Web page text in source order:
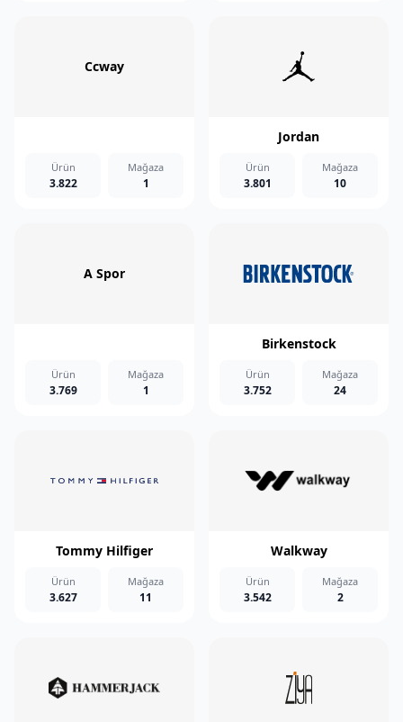
Ccway
Ürün
3.822
Mağaza
1
Jordan
Ürün
3.801
Mağaza
10
A Spor
Ürün
3.769
Mağaza
1
Birkenstock
Ürün
3.752
Mağaza
24
Tommy Hilfiger
Ürün
3.627
Mağaza
11
Walkway
Ürün
3.542
Mağaza
2